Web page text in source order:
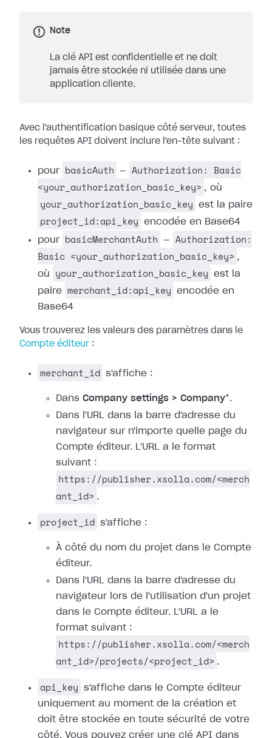
Note
La clé API est confidentielle et ne doit
jamais être stockée ni utilisée dans une
application cliente.
Avec l'authentification basique côté serveur, toutes
les requêtes API doivent inclure l'en-tête suivant :
pour basicAuth —
Authorization: Basic
<your_authorization_basic_key> , où
your_authorization_basic_key est la paire
project_id:api_key
encodée en Base64
pour basicMerchantAuth —
Authorization:
Basic <your_authorization_basic_key> ,
où
your_authorization_basic_key
est la
paire merchant_id:api_key
encodée en
Base64
Vous trouverez les valeurs des paramètres dans le
Compte éditeur :
merchant_id s'affiche :
Dans Company settings > Company*.
Dans l'URL dans la barre d'adresse du
navigateur sur n'importe quelle page du
Compte éditeur. L'URL a le format
suivant :
https://publisher.xsolla.com/<merch
ant_id> .
project_id s'affiche :
À côté du nom du projet dans le Compte
éditeur.
Dans l'URL dans la barre d'adresse du
navigateur lors de l'utilisation d'un projet
dans le Compte éditeur. L'URL a le
format suivant :
https://publisher.xsolla.com/<merch
ant_id>/projects/<project_id> .
api_key
s'affiche dans le Compte éditeur
uniquement au moment de la création et
doit être stockée en toute sécurité de votre
côté. Vous pouvez créer une clé API dans